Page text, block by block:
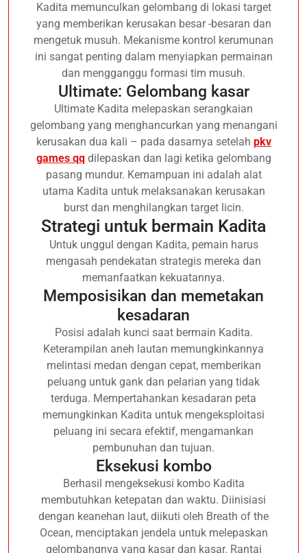
Kadita memunculkan gelombang di lokasi target
yang memberikan kerusakan besar -besaran dan
mengetuk musuh. Mekanisme kontrol kerumunan
ini sangat penting dalam menyiapkan permainan
dan mengganggu formasi tim musuh.
Ultimate: Gelombang kasar
Ultimate Kadita melepaskan serangkaian
gelombang yang menghancurkan yang menangani
kerusakan dua kali – pada dasarnya setelah pkv
games qqdilepaskan dan lagi ketika gelombang
pasang mundur. Kemampuan ini adalah alat
utama Kadita untuk melaksanakan kerusakan
burst dan menghilangkan target licin.
Strategi untuk bermain Kadita
Untuk unggul dengan Kadita, pemain harus
mengasah pendekatan strategis mereka dan
memanfaatkan kekuatannya.
Memposisikan dan memetakan
kesadaran
Posisi adalah kunci saat bermain Kadita.
Keterampilan aneh lautan memungkinkannya
melintasi medan dengan cepat, memberikan
peluang untuk gank dan pelarian yang tidak
terduga. Mempertahankan kesadaran peta
memungkinkan Kadita untuk mengeksploitasi
peluang ini secara efektif, mengamankan
pembunuhan dan tujuan.
Eksekusi kombo
Berhasil mengeksekusi kombo Kadita
membutuhkan ketepatan dan waktu. Diinisiasi
dengan keanehan laut, diikuti oleh Breath of the
Ocean, menciptakan jendela untuk melepaskan
gelombangnya yang kasar dan kasar. Rantai